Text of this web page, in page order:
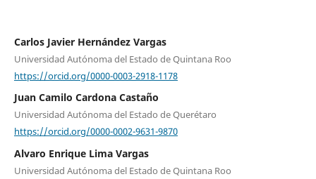
Carlos Javier Hernández Vargas
Universidad Autónoma del Estado de Quintana Roo
https://orcid.org/0000-0003-2918-1178
Juan Camilo Cardona Castaño
Universidad Autónoma del Estado de Querétaro
https://orcid.org/0000-0002-9631-9870
Alvaro Enrique Lima Vargas
Universidad Autónoma del Estado de Quintana Roo